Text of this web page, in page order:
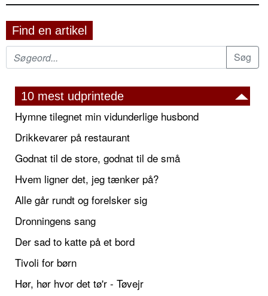
Find en artikel
10 mest udprintede
Hymne tilegnet min vidunderlige husbond
Drikkevarer på restaurant
Godnat til de store, godnat til de små
Hvem ligner det, jeg tænker på?
Alle går rundt og forelsker sig
Dronningens sang
Der sad to katte på et bord
Tivoli for børn
Hør, hør hvor det tø'r - Tøvejr